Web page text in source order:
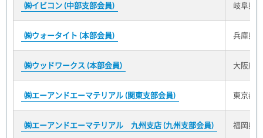
㈱イビコン (中部支部会員) 岐阜県
㈱ウォータイト (本部会員) 兵庫県
㈱ウッドワークス (本部会員) 大阪府
㈱エーアンドエーマテリアル (関東支部会員) 東京都
㈱エーアンドエーマテリアル 九州支店 (九州支部会員) 福岡県